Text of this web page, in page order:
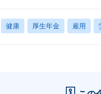
健康 厚生年金 雇用